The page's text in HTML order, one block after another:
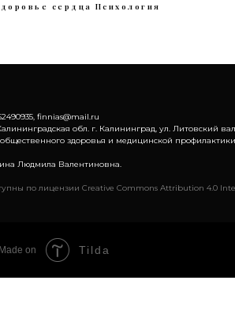
сердца Психология
finnias@mail.ru
обл. г. Калининград, ул. Литовский
здоровья и медицинской
Людмила Валентиновна.
по лицензии Creative Commons Attribution 4.0
Made on Tilda